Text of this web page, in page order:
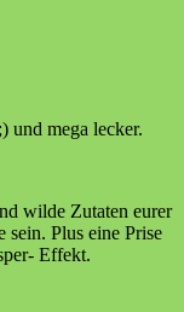
und mega lecker.
wilde Zutaten eurer
sein. Plus eine Prise
Effekt.